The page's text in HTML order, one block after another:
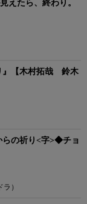
えたら、終わり。
』【木村拓哉 鈴木
らの祈り<字>◆チョ
）